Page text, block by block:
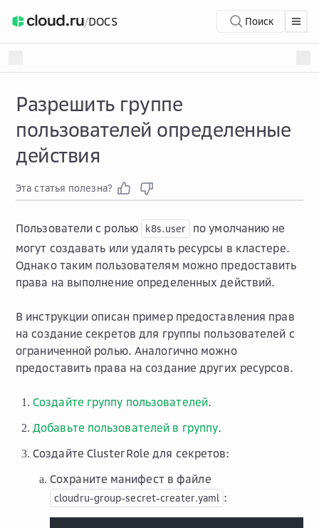
/DOCS Поиск
Разрешить группе
пользователей определенные
действия
Эта статья полезна?
Пользователи с ролью k8s.user
по умолчанию не
могут создавать или удалять ресурсы в кластере.
Однако таким пользователям можно предоставить
права на выполнение определенных действий.
В инструкции описан пример предоставления прав
на создание секретов для группы пользователей с
ограниченной ролью. Аналогично можно
предоставить права на создание других ресурсов.
Создайте группу пользователей.
Добавьте пользователей в группу.
Создайте ClusterRole для секретов:
Сохраните манифест в файле
cloudru-group-secret-creater.yaml :